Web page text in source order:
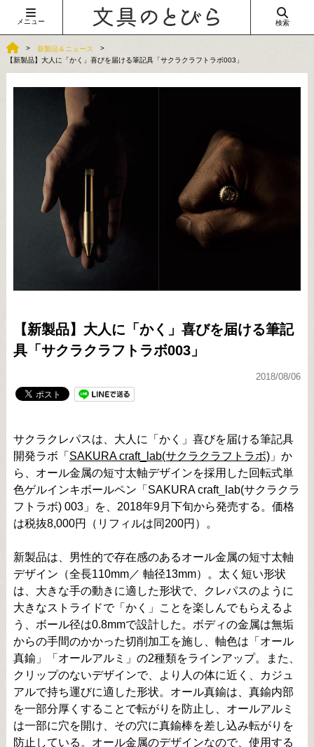
メニュー 検索
新製品＆ニュース
【新製品】大人に「かく」喜びを届ける筆記具「サクラクラフトラボ003」
【新製品】大人に「かく」喜びを届ける筆記
具「サクラクラフトラボ003」
2018/08/06
サクラクレパスは、大人に「かく」喜びを届ける筆記具
開発ラボ「 SAKURA craft_lab(サクラクラフトラボ)」か
ら、オール金属の短寸太軸デザインを採用した回転式単
色ゲルインキボールペン「SAKURA craft_lab(サクラクラ
フトラボ) 003」を、2018年9月下旬から発売する。価格
は税抜8,000円（リフィルは同200円）。
新製品は、男性的で存在感のあるオール金属の短寸太軸
デザイン（全長110mm／ 軸径13mm）。太く短い形状
は、大きな手の動きに適した形状で、クレパスのように
大きなストライドで「かく」ことを楽しんでもらえるよ
う、ボール径は0.8mmで設計した。ボディの金属は無垢
からの手間のかかった切削加工を施し、軸色は「オール
真鍮」「オールアルミ」の2種類をラインアップ。また、
クリップのないデザインで、より人の体に近く、カジュ
アルで持ち運びに適した形状。オール真鍮は、真鍮内部
を一部分厚くすることで転がりを防止し、オールアルミ
は一部に穴を開け、その穴に真鍮棒を差し込み転がりを
防止している。オール金属のデザインなので、使用する